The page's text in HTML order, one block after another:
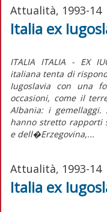
Attualità, 1993-14
Italia ex
ITALIA ITALIA - EX
italiana tenta di
Iugoslavia con una
occasioni, come il
Albania: i
hanno stretto rapporti
e dell�Erzegovina,...
Attualità, 1993-14
Italia ex